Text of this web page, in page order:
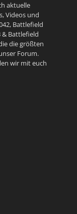
aktuelle
Videos und
, Battlefield
& Battlefield
die größten
Forum.
wir mit euch